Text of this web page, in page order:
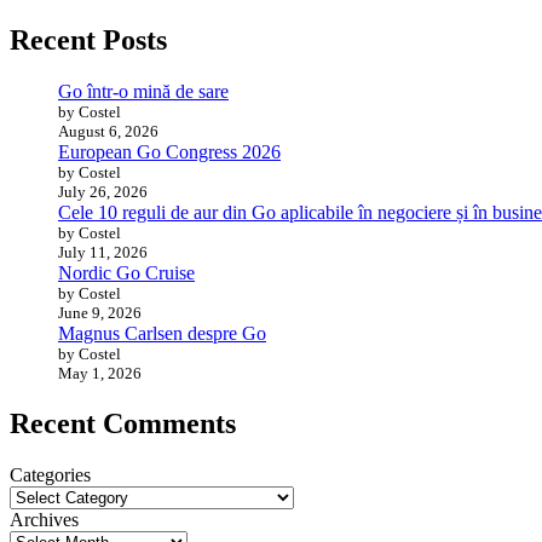
Recent Posts
Go într-o mină de sare
by Costel
August 6, 2026
European Go Congress 2026
by Costel
July 26, 2026
Cele 10 reguli de aur din Go aplicabile în negociere și în
by Costel
July 11, 2026
Nordic Go Cruise
by Costel
June 9, 2026
Magnus Carlsen despre Go
by Costel
May 1, 2026
Recent Comments
Categories
Archives